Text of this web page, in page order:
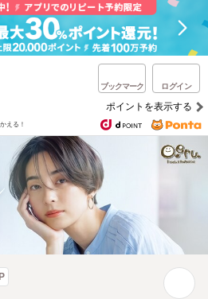
ブックマーク ログイン
ポイントを表示する
える！